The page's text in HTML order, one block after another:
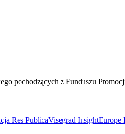
pochodzących z Funduszu
Res PublicaVisegrad InsightEurope